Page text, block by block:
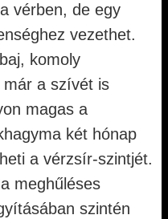
vérben, de egy
vezethet.
komoly
már a szívét is
magas a
két hónap
a vérzsír-szintjét.
meghűléses
szintén